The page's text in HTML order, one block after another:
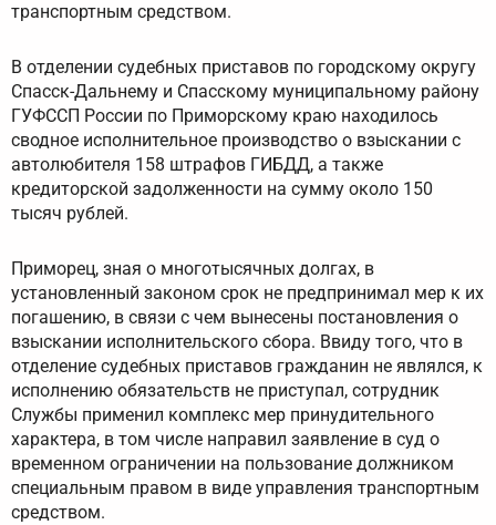
транспортным средством.
В отделении судебных приставов по городскому округу
Спасск-Дальнему и Спасскому муниципальному району
ГУФССП России по Приморскому краю находилось
сводное исполнительное производство о взыскании с
автолюбителя 158 штрафов ГИБДД, а также
кредиторской задолженности на сумму около 150
тысяч рублей.
Приморец, зная о многотысячных долгах, в
установленный законом срок не предпринимал мер к их
погашению, в связи с чем вынесены постановления о
взыскании исполнительского сбора. Ввиду того, что в
отделение судебных приставов гражданин не являлся, к
исполнению обязательств не приступал, сотрудник
Службы применил комплекс мер принудительного
характера, в том числе направил заявление в суд о
временном ограничении на пользование должником
специальным правом в виде управления транспортным
средством.